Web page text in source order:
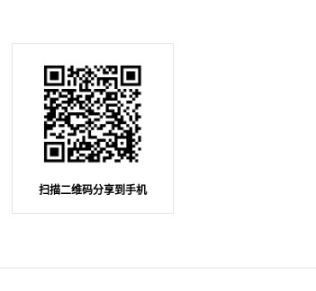
扫描二维码分享到手机